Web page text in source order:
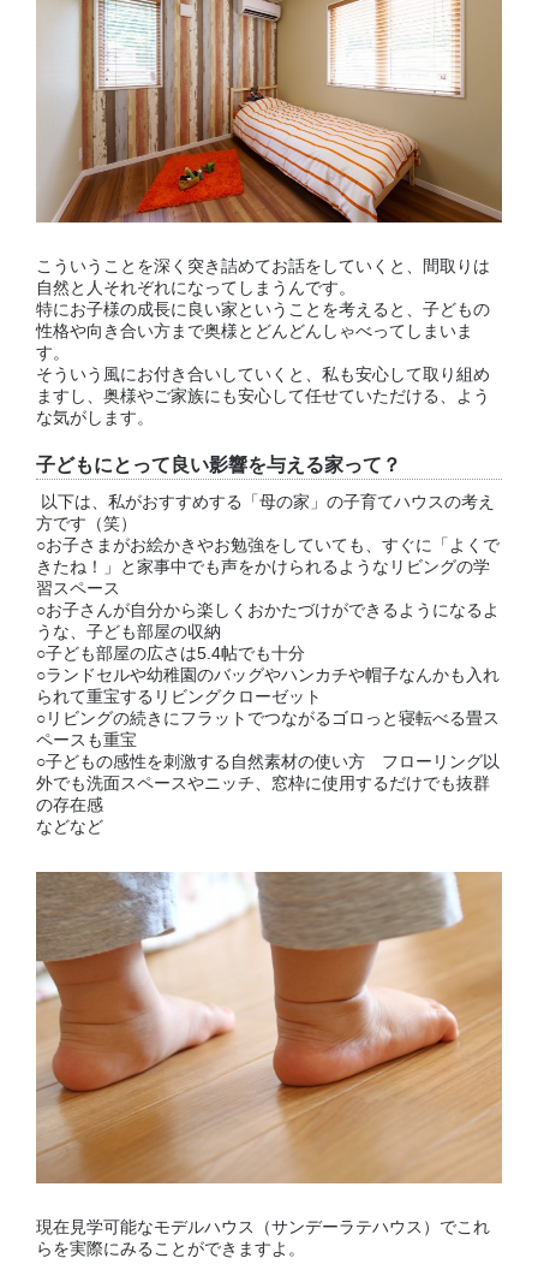
こういうことを深く突き詰めてお話をしていくと、間取りは
自然と人それぞれになってしまうんです。
特にお子様の成長に良い家ということを考えると、子どもの
性格や向き合い方まで奥様とどんどんしゃべってしまいま
す。
そういう風にお付き合いしていくと、私も安心して取り組め
ますし、奥様やご家族にも安心して任せていただける、よう
な気がします。
子どもにとって良い影響を与える家って？
以下は、私がおすすめする「母の家」の子育てハウスの考え
方です（笑）
○お子さまがお絵かきやお勉強をしていても、すぐに「よくで
きたね！」と家事中でも声をかけられるようなリビングの学
習スペース
○お子さんが自分から楽しくおかたづけができるようになるよ
うな、子ども部屋の収納
○子ども部屋の広さは5.4帖でも十分
○ランドセルや幼稚園のバッグやハンカチや帽子なんかも入れ
られて重宝するリビングクローゼット
○リビングの続きにフラットでつながるゴロっと寝転べる畳ス
ペースも重宝
○子どもの感性を刺激する自然素材の使い方 フローリング以
外でも洗面スペースやニッチ、窓枠に使用するだけでも抜群
の存在感
などなど
現在見学可能なモデルハウス（サンデーラテハウス）でこれ
らを実際にみることができますよ。